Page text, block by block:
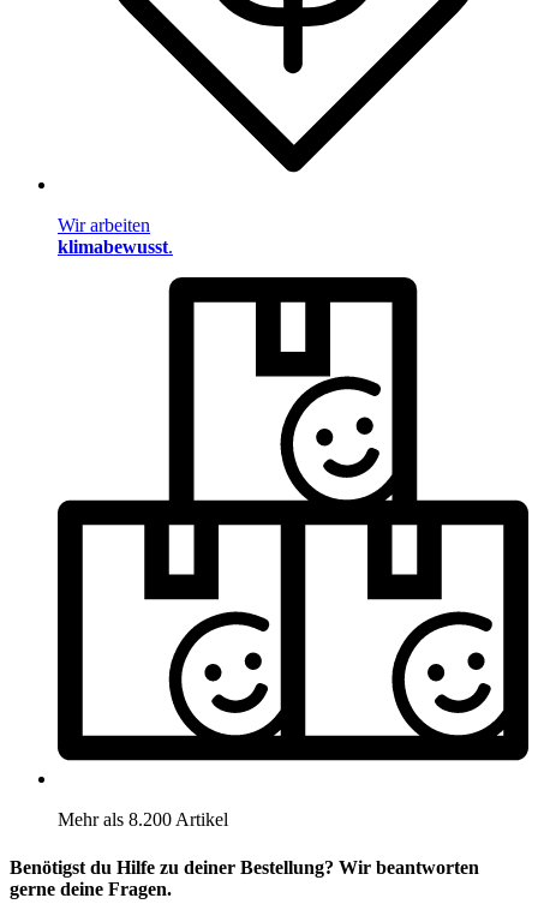
Wir arbeiten
klimabewusst.
Mehr als 8.200 Artikel
Benötigst du Hilfe zu deiner Bestellung? Wir beantworten
gerne deine Fragen.